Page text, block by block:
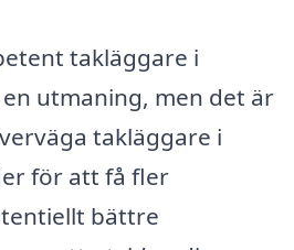
takläggare i
utmaning, men det är
takläggare i
för att få fler
bättre